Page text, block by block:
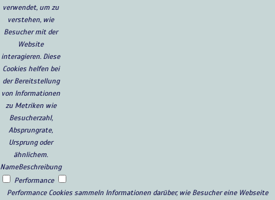
verwendet, um zu
verstehen, wie
Besucher mit der
Website
interagieren. Diese
Cookies helfen bei
der Bereitstellung
von Informationen
zu Metriken wie
Besucherzahl,
Absprungrate,
Ursprung oder
ähnlichem.
NameBeschreibung
Performance
Performance Cookies sammeln Informationen darüber, wie Besucher eine Webseite